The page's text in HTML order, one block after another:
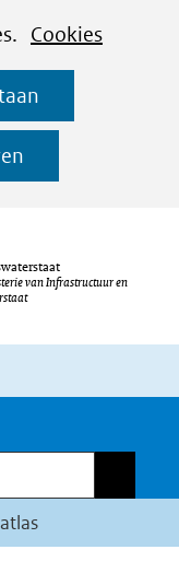
Cookies
van Infrastructuur en